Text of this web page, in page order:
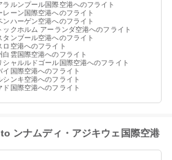
ルンプール国際空港へのフライト
ーン国際空港へのフライト
ハーゲン空港へのフライト
クホルム アーランダ空港へのフライト
ンブール空港へのフライト
ロ空港へのフライト
雲国際空港へのフライト
ャルルドゴール国際空港へのフライト
イ国際空港へのフライト
シンキ空港へのフライト
ド国際空港へのフライト
ンナムディ・アジキウェ国際空港